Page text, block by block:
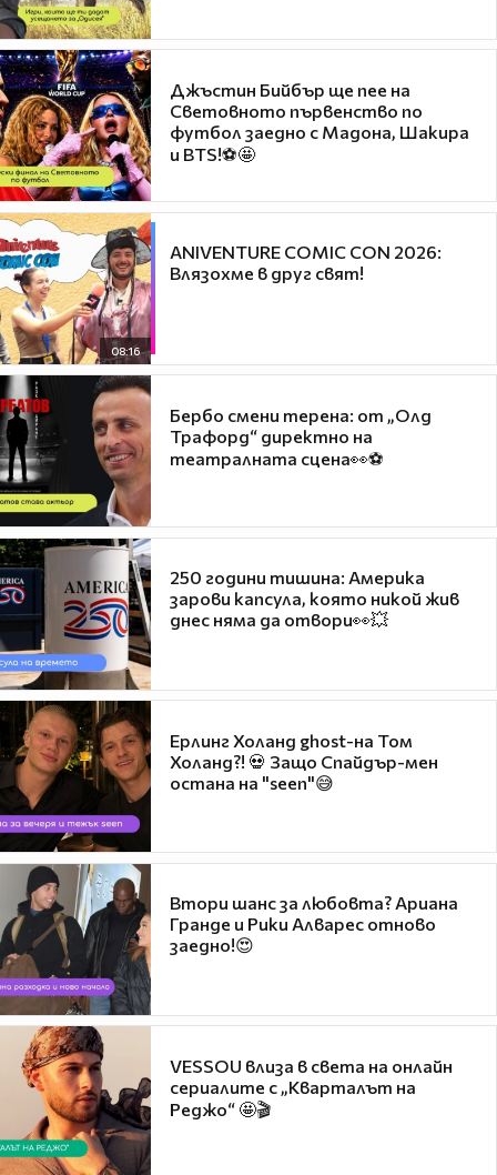
Джъстин Бийбър ще пее на
Световното първенство по
футбол заедно с Мадона, Шакира
и BTS!⚽🤩
08:16
ANIVENTURE COMIC CON 2026:
Влязохме в друг свят!
Бербо смени терена: от „Олд
Трафорд“ директно на
театралната сцена👀⚽
250 години тишина: Америка
зарови капсула, която никой жив
днес няма да отвори👀💥
Ерлинг Холанд ghost-на Том
Холанд?! 💀 Защо Спайдър-мен
остана на "seen"😅
Втори шанс за любовта? Ариана
Гранде и Рики Алварес отново
заедно!😍
VESSOU влиза в света на онлайн
сериалите с „Кварталът на
Реджо“ 🤩🎬